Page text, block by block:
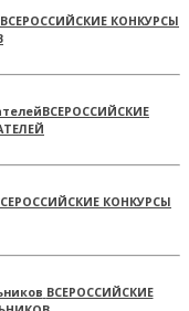
ВСЕРОССИЙСКИЕ КОНКУРСЫ
ВСЕРОССИЙСКИЕ
КОНКУРСЫ
ВСЕРОССИЙСКИЕ